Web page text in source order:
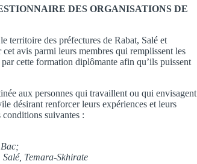
DES ORGANISATIONS DE
territoire des préfectures de Rabat, Salé et
avis parmi leurs membres qui remplissent les
cette formation diplômante afin qu’ils puissent
aux personnes qui travaillent ou qui envisagent
désirant renforcer leurs expériences et leurs
conditions suivantes :
Salé, Temara-Skhirate